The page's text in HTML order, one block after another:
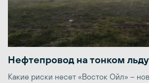
Нефтепровод на тонком льду
Какие риски несет «Восток Ойл» –